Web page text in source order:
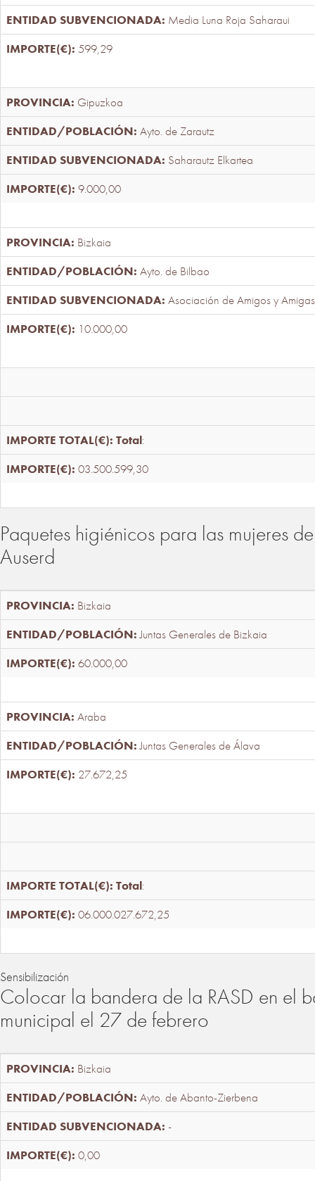
Media Luna Roja Saharaui
599,29
Gipuzkoa
Ayto. de Zarautz
Saharautz Elkartea
9.000,00
Bizkaia
Ayto. de Bilbao
Asociación de Amigos y
10.000,00
Total:
03.500.599,30
Paquetes higiénicos para las mujeres
Auserd
Bizkaia
Juntas Generales de Bizkaia
60.000,00
Araba
Juntas Generales de Álava
27.672,25
Total:
06.000.027.672,25
Sensibilización
Colocar la bandera de la RASD en el
municipal el 27 de febrero
Bizkaia
Ayto. de Abanto-Zierbena
-
0,00